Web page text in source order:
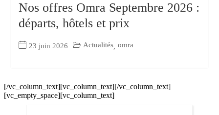
Nos offres Omra Septembre 2026 :
départs, hôtels et prix
23 juin 2026 Actualités, omra
[/vc_column_text][vc_column_text][/vc_column_text]
[vc_empty_space][vc_column_text]